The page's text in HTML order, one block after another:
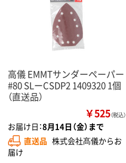
高儀 EMMTサンダーペーパー
#80 SLーCSDP2 1409320 1個
（直送品）
￥525（税込）
お届け日：8月14日（金）まで
直送品 株式会社髙儀からお
届け